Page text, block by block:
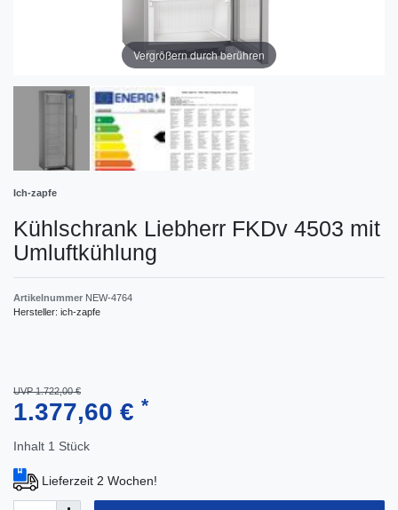
Vergrößern durch berühren
Ich-zapfe
Kühlschrank Liebherr FKDv 4503 mit
Umluftkühlung
Artikelnummer NEW-4764
Hersteller: ich-zapfe
UVP 1.722,00 €
1.377,60 € *
Inhalt 1 Stück
Lieferzeit 2 Wochen!